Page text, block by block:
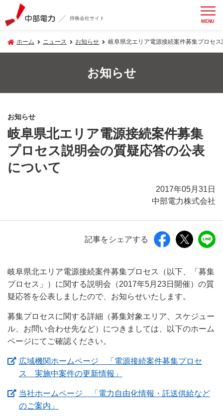
持株会社サイト MENU
ホーム ニュース お知らせ 岐阜県北エリア電源接続案件募集プロセ
お知らせ
お知らせ
岐阜県北エリア電源接続案件募集
プロセス説明会の質疑応答の公表
について
2017年05月31日
中部電力株式会社
記事をシェアする
岐阜県北エリア電源接続案件募集プロセス（以下、「募集
プロセス」）に関する説明会（2017年5月23日開催）の質
疑応答を公表しましたので、お知らせいたします。
募集プロセスに関する詳細（募集対象エリア、スケジュー
ル、お問い合わせ先など）につきましては、以下のホーム
ページにてご確認ください。
広域機関ホームページ 「電源接続案件募集プロセ
ス 実施中案件の更新情報」
当社ホームページ 「電力自由化情報・託送供給など
のご案内」